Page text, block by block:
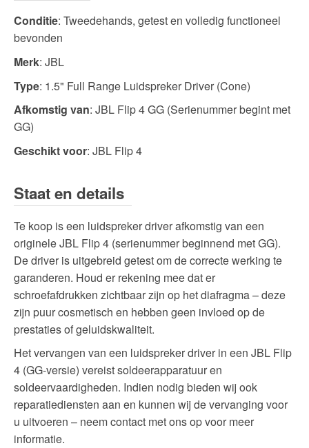
Conditie: Tweedehands, getest en volledig functioneel
bevonden
Merk: JBL
Type: 1.5" Full Range Luidspreker Driver (Cone)
Afkomstig van: JBL Flip 4 GG (Serienummer begint met
GG)
Geschikt voor: JBL Flip 4
Staat en details
Te koop is een luidspreker driver afkomstig van een
originele JBL Flip 4 (serienummer beginnend met GG).
De driver is uitgebreid getest om de correcte werking te
garanderen. Houd er rekening mee dat er
schroefafdrukken zichtbaar zijn op het diafragma – deze
zijn puur cosmetisch en hebben geen invloed op de
prestaties of geluidskwaliteit.
Het vervangen van een luidspreker driver in een JBL Flip
4 (GG-versie) vereist soldeerapparatuur en
soldeervaardigheden. Indien nodig bieden wij ook
reparatiediensten aan en kunnen wij de vervanging voor
u uitvoeren – neem contact met ons op voor meer
informatie.